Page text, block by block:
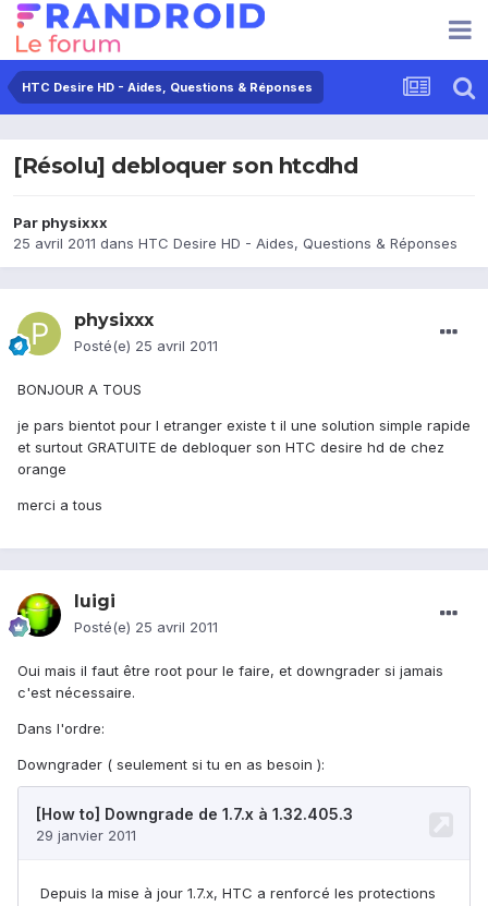
HTC Desire HD - Aides, Questions & Réponses
[Résolu] debloquer son htcdhd
Par physixxx
25 avril 2011 dans HTC Desire HD - Aides, Questions & Réponses
physixxx
Posté(e) 25 avril 2011
BONJOUR A TOUS
je pars bientot pour l etranger existe t il une solution simple rapide
et surtout GRATUITE de debloquer son HTC desire hd de chez
orange
merci a tous
luigi
Posté(e) 25 avril 2011
Oui mais il faut être root pour le faire, et downgrader si jamais
c'est nécessaire.
Dans l'ordre:
Downgrader ( seulement si tu en as besoin ):